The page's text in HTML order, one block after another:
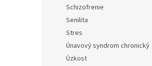
Schizofrenie
Senilita
Stres
Únavový syndrom chronický
Úzkost